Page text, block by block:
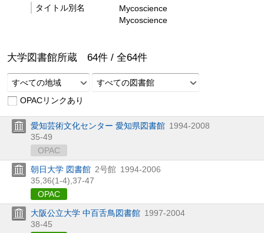
タイトル別名
Mycoscience
Mycoscience
大学図書館所蔵 64件 / 全64件
すべての地域
すべての図書館
OPACリンクあり
愛知芸術文化センター 愛知県図書館 1994-2008
35-49
OPAC
朝日大学 図書館 2号館 1994-2006
35, 36(1-4), 37-47
OPAC
大阪公立大学 中百舌鳥図書館 1997-2004
38-45